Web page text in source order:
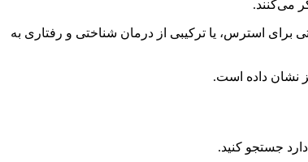
می‌کنند.
برای استرس، یا ترکیبی از درمان شناختی و رفتاری به
جستجو کنید.